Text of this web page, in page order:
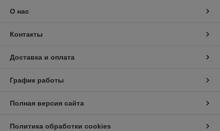
О нас
Контакты
Доставка и оплата
График работы
Полная версия сайта
Политика обработки cookies